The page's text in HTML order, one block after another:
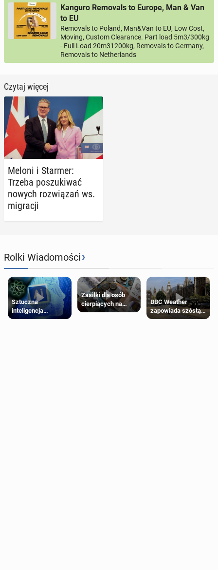
Kanguro Removals to Europe, Man & Van
to EU
Removals to Poland, Man&Van to EU, Low Cost,
Moving, Custom Clearance. Part load 5m3/300kg
- Full Load 20m31200kg, Removals to Germany,
Removals to Netherlands
Czytaj więcej
Meloni i Starmer:
Trzeba po­szu­ki­wać
nowych roz­wią­zań ws.
mi­gra­cji
Rolki Wiadomości›
Sztuczna
inteligencja
próbowała oszukać
Zasiłki dla osób
cierpiących na
schorzenia
BBC Weather
zapowiada szóstą
falę upałów w